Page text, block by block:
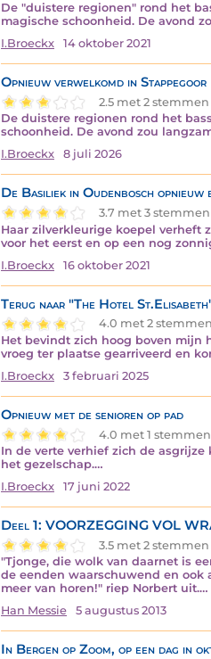
De "duistere regionen" rond het
magische schoonheid. De avond
I.Broeckx
14 oktober 2021
Opnieuw verwelkomd in Stappegoor
2.5 met 2 stemmen
De duistere regionen rond het
schoonheid. De avond zou
I.Broeckx
8 juli 2026
De Basiliek in Oudenbosch opnieuw
3.7 met 3 stemmen
Haar zilverkleurige koepel verheft
voor het eerst en op een nog
I.Broeckx
16 oktober 2021
Terug naar "The Hotel
4.0 met 2 stemmen
Het bevindt zich hoog boven mijn
vroeg ter plaatse gearriveerd en
I.Broeckx
3 februari 2025
Opnieuw met de senioren op pad
4.0 met 1 stemmen
In de verte verhief zich de
het gezelschap.…
I.Broeckx
17 juni 2022
Deel 1: VOORZEGGING VOL
3.5 met 2 stemmen
"Tjonge, die wolk van daarnet is
de eenden waarschuwend en ook
meer van horen!" riep Norbert uit.…
Han Messie
5 augustus 2013
In Bergen op Zoom, op een dag in